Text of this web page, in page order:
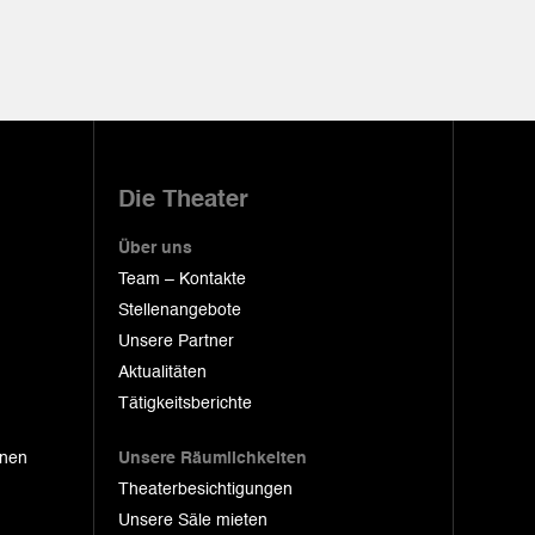
Die Theater
Über uns
Team – Kontakte
Stellenangebote
Unsere Partner
Aktualitäten
Tätigkeitsberichte
Unsere Räumlichkeiten
Theaterbesichtigungen
Unsere Säle mieten